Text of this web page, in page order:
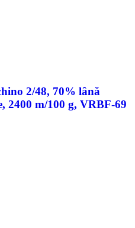
2/48, 70% lână
2400 m/100 g, VRBF-69